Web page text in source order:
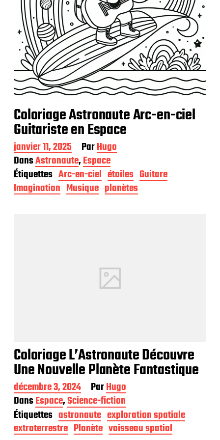
Coloriage Astronaute Arc-en-ciel
Guitariste en Espace
D
a
t
e
d
e
janvier 11, 2025 ParHugo
DansAstronaute,Espace
Étiquettes Arc-en-ciel étoiles Guitare
Imagination Musique planètes
Coloriage L’Astronaute Découvre
Une Nouvelle Planète Fantastique
D
a
t
e
d
e
décembre 3, 2024 ParHugo
DansEspace,Science-fiction
Étiquettes astronaute exploration spatiale
extraterrestre Planète vaisseau spatial